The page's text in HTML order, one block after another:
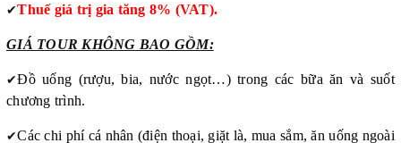
✔Thuế giá trị gia tăng 8% (VAT).
GIÁ TOUR KHÔNG BAO GỒM:
✔Đồ uống (rượu, bia, nước ngọt…) trong các bữa ăn và suốt
chương trình.
✔Các chi phí cá nhân (điện thoại, giặt là, mua sắm, ăn uống ngoài